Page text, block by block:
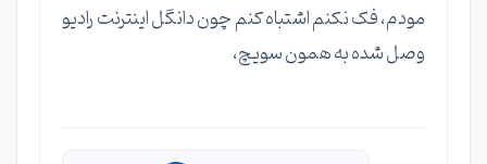
مودم، فک نکنم اشتباه کنم چون دانگل اینترنت رادیو
وصل شده به همون سویچ،